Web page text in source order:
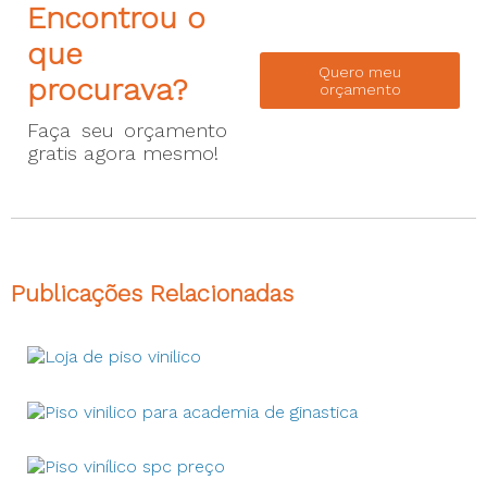
Encontrou o
que
procurava?
Faça seu orçamento
gratis agora mesmo!
Quero meu
orçamento
Publicações Relacionadas